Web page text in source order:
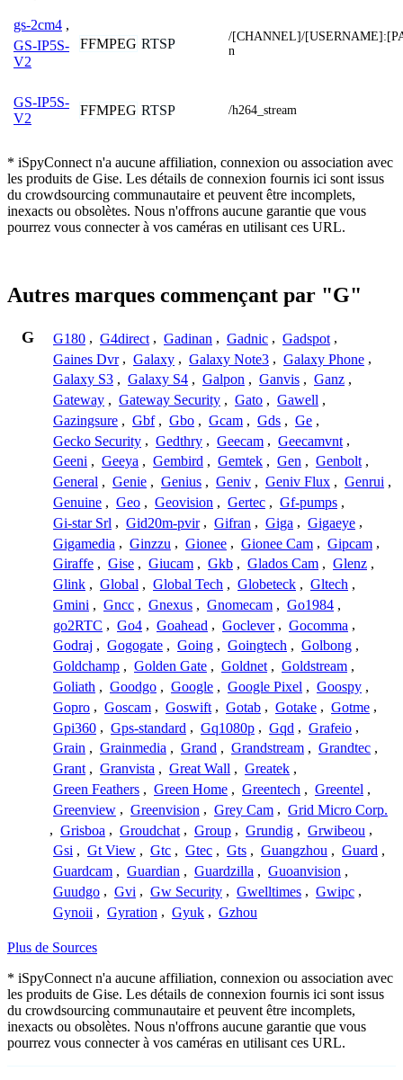
gs-2cm4 ,
GS-IP5S-
V2
FFMPEG RTSP
/[CHANNEL]/
n
GS-IP5S-
V2
FFMPEG RTSP /h264_stream
* iSpyConnect n'a aucune affiliation, connexion ou association avec
les produits de Gise. Les détails de connexion fournis ici sont issus
du crowdsourcing communautaire et peuvent être incomplets,
inexacts ou obsolètes. Nous n'offrons aucune garantie que vous
pourrez vous connecter à vos caméras en utilisant ces URL.
Autres marques commençant par "G"
G G180 , G4direct , Gadinan , Gadnic , Gadspot ,
Gaines Dvr , Galaxy , Galaxy Note3 , Galaxy Phone ,
Galaxy S3 , Galaxy S4 , Galpon , Ganvis , Ganz ,
Gateway , Gateway Security , Gato , Gawell ,
Gazingsure , Gbf , Gbo , Gcam , Gds , Ge ,
Gecko Security , Gedthry , Geecam , Geecamvnt ,
Geeni , Geeya , Gembird , Gemtek , Gen , Genbolt ,
General , Genie , Genius , Geniv , Geniv Flux , Genrui ,
Genuine , Geo , Geovision , Gertec , Gf-pumps ,
Gi-star Srl , Gid20m-pvir , Gifran , Giga , Gigaeye ,
Gigamedia , Ginzzu , Gionee , Gionee Cam , Gipcam ,
Giraffe , Gise , Giucam , Gkb , Glados Cam , Glenz ,
Glink , Global , Global Tech , Globeteck , Gltech ,
Gmini , Gncc , Gnexus , Gnomecam , Go1984 ,
go2RTC , Go4 , Goahead , Goclever , Gocomma ,
Godraj , Gogogate , Going , Goingtech , Golbong ,
Goldchamp , Golden Gate , Goldnet , Goldstream ,
Goliath , Goodgo , Google , Google Pixel , Goospy ,
Gopro , Goscam , Goswift , Gotab , Gotake , Gotme ,
Gpi360 , Gps-standard , Gq1080p , Gqd , Grafeio ,
Grain , Grainmedia , Grand , Grandstream , Grandtec ,
Grant , Granvista , Great Wall , Greatek ,
Green Feathers , Green Home , Greentech , Greentel ,
Greenview , Greenvision , Grey Cam , Grid Micro Corp.
, Grisboa , Groudchat , Group , Grundig , Grwibeou ,
Gsi , Gt View , Gtc , Gtec , Gts , Guangzhou , Guard ,
Guardcam , Guardian , Guardzilla , Guoanvision ,
Guudgo , Gvi , Gw Security , Gwelltimes , Gwipc ,
Gynoii , Gyration , Gyuk , Gzhou
Plus de Sources
* iSpyConnect n'a aucune affiliation, connexion ou association avec
les produits de Gise. Les détails de connexion fournis ici sont issus
du crowdsourcing communautaire et peuvent être incomplets,
inexacts ou obsolètes. Nous n'offrons aucune garantie que vous
pourrez vous connecter à vos caméras en utilisant ces URL.